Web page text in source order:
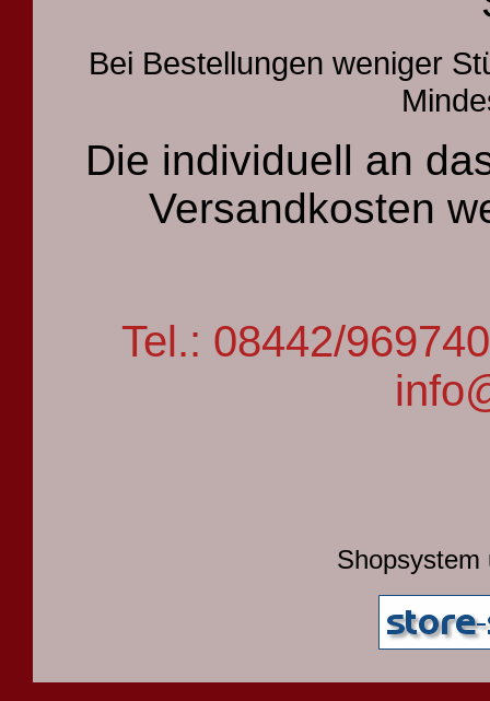
Bei Bestellungen weniger
Die individuell an
Versandkosten
Tel.: 08442/